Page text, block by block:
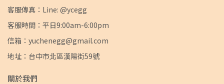
客服傳真：Line: @ycegg
客服時間：平日9:00am-6:00pm
信箱：yuchenegg@gmail.com
地址：台中市北區漢陽街59號
關於我們